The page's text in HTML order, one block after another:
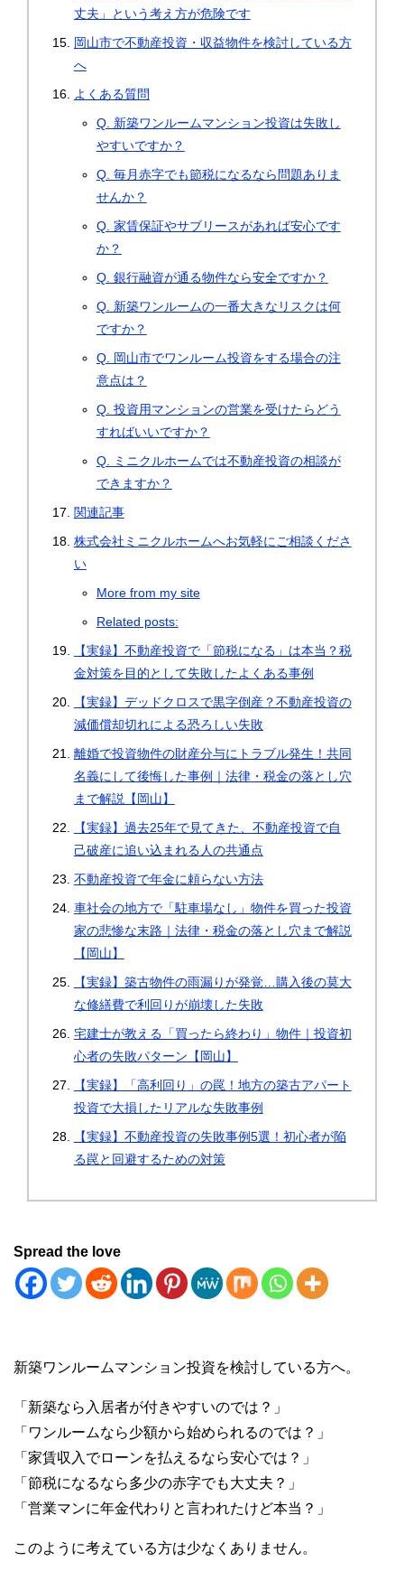
丈夫」という考え方が危険です
岡山市で不動産投資・収益物件を検討している方
へ
よくある質問
Q. 新築ワンルームマンション投資は失敗し
やすいですか？
Q. 毎月赤字でも節税になるなら問題ありま
せんか？
Q. 家賃保証やサブリースがあれば安心です
か？
Q. 銀行融資が通る物件なら安全ですか？
Q. 新築ワンルームの一番大きなリスクは何
ですか？
Q. 岡山市でワンルーム投資をする場合の注
意点は？
Q. 投資用マンションの営業を受けたらどう
すればいいですか？
Q. ミニクルホームでは不動産投資の相談が
できますか？
関連記事
株式会社ミニクルホームへお気軽にご相談くださ
い
More from my site
Related posts:
【実録】不動産投資で「節税になる」は本当？税
金対策を目的として失敗したよくある事例
【実録】デッドクロスで黒字倒産？不動産投資の
減価償却切れによる恐ろしい失敗
離婚で投資物件の財産分与にトラブル発生！共同
名義にして後悔した事例｜法律・税金の落とし穴
まで解説【岡山】
【実録】過去25年で見てきた、不動産投資で自
己破産に追い込まれる人の共通点
不動産投資で年金に頼らない方法
車社会の地方で「駐車場なし」物件を買った投資
家の悲惨な末路｜法律・税金の落とし穴まで解説
【岡山】
【実録】築古物件の雨漏りが発覚…購入後の莫大
な修繕費で利回りが崩壊した失敗
宅建士が教える「買ったら終わり」物件｜投資初
心者の失敗パターン【岡山】
【実録】「高利回り」の罠！地方の築古アパート
投資で大損したリアルな失敗事例
【実録】不動産投資の失敗事例5選！初心者が陥
る罠と回避するための対策
Spread the love
新築ワンルームマンション投資を検討している方へ。
「新築なら入居者が付きやすいのでは？」
「ワンルームなら少額から始められるのでは？」
「家賃収入でローンを払えるなら安心では？」
「節税になるなら多少の赤字でも大丈夫？」
「営業マンに年金代わりと言われたけど本当？」
このように考えている方は少なくありません。